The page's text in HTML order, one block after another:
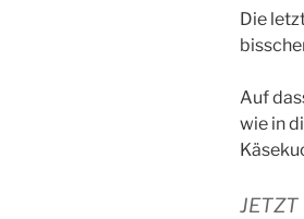
Die
Auf
wie in